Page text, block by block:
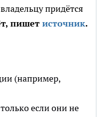
придётся
пишет источник.
(например,
если они не